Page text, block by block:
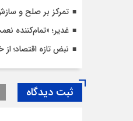
تمرکز بر صلح و
غدیر؛ «تمام‌کننده
نبض تازه اقتصاد؛ از
ثبت دیدگاه